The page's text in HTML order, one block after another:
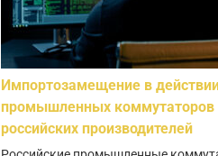
Импортозамещение в
промышленных коммутаторов
российских производителей